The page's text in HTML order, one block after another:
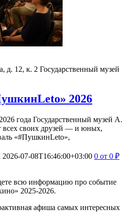
д. 12, к. 2 Государственный музей
2026
года Государственный музей А.
своих друзей — и юных,
«#ПушкинLeto»,
2026-07-08T16:46:00+03:00 0 от 0 ₽
всю информацию про событие
2025-2026.
афиша самых интересных